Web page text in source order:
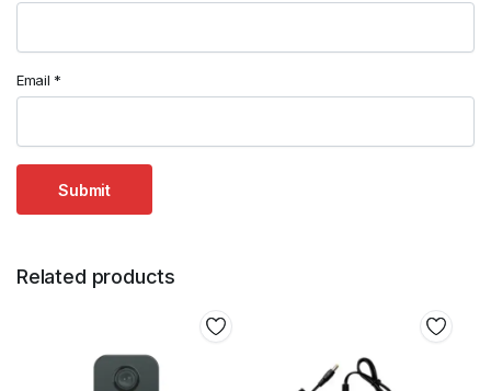
Email *
Related products